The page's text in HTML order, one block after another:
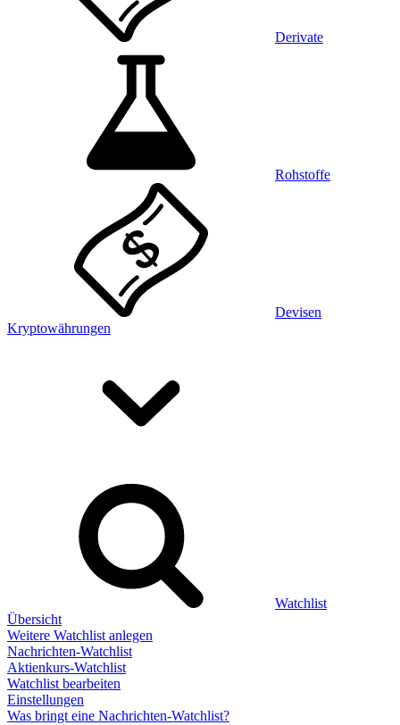
Derivate
Rohstoffe
Devisen
Kryptowährungen
Watchlist
Übersicht
Weitere Watchlist anlegen
Nachrichten-Watchlist
Aktienkurs-Watchlist
Watchlist bearbeiten
Einstellungen
Was bringt eine Nachrichten-Watchlist?